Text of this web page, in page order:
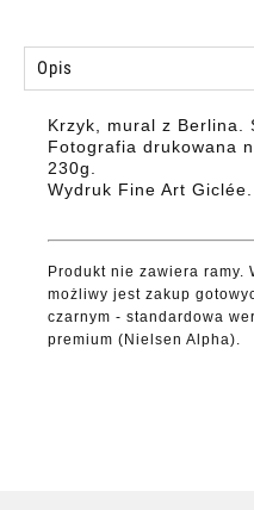
Opis
Krzyk, mural z Berlina.
Fotografia drukowana
230g.
Wydruk Fine Art Giclée.
Produkt nie zawiera
możliwy jest zakup
czarnym - standardowa
premium (Nielsen Alpha).